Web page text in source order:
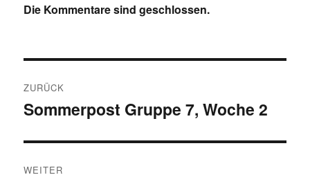
Die Kommentare sind geschlossen.
ZURÜCK
Vorheriger
Sommerpost Gruppe 7, Woche 2
WEITER